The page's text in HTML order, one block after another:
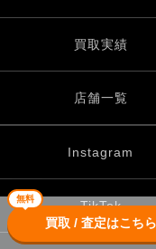
無料
買取 / 査定はこちら
買取実績
店舗一覧
Instagram
TikTok